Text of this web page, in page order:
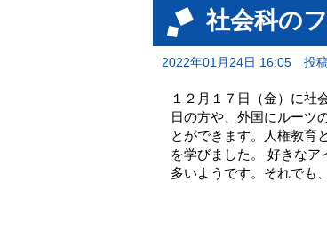
社会科の
2022年01月24日 16:05 投
１２月１７日（金）に社
日の方や、外国にルーツ
とができます。人権教育
を学びました。 好きな
多いようです。それでも